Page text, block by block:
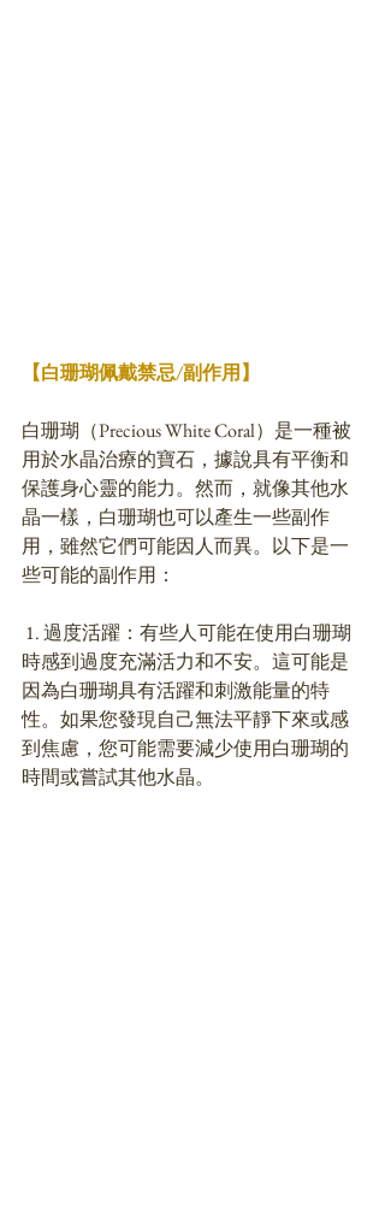
【白珊瑚佩戴禁忌/副作用】
白珊瑚（Precious White Coral）是一種被
用於水晶治療的寶石，據說具有平衡和
保護身心靈的能力。然而，就像其他水
晶一樣，白珊瑚也可以產生一些副作
用，雖然它們可能因人而異。以下是一
些可能的副作用：
時感到過度充滿活力和不安。這可能是
因為白珊瑚具有活躍和刺激能量的特
性。如果您發現自己無法平靜下來或感
到焦慮，您可能需要減少使用白珊瑚的
時間或嘗試其他水晶。